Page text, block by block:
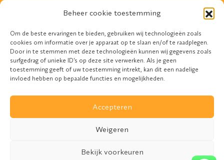
Beheer cookie toestemming
Om de beste ervaringen te bieden, gebruiken wij technologieën zoals
cookies om informatie over je apparaat op te slaan en/of te raadplegen.
Door in te stemmen met deze technologieën kunnen wij gegevens zoals
surfgedrag of unieke ID's op deze site verwerken. Als je geen
toestemming geeft of uw toestemming intrekt, kan dit een nadelige
invloed hebben op bepaalde functies en mogelijkheden.
Accepteren
Weigeren
Bekijk voorkeuren
Middelharnis
Mijdrecht
Woudrichem
Zwijndrecht